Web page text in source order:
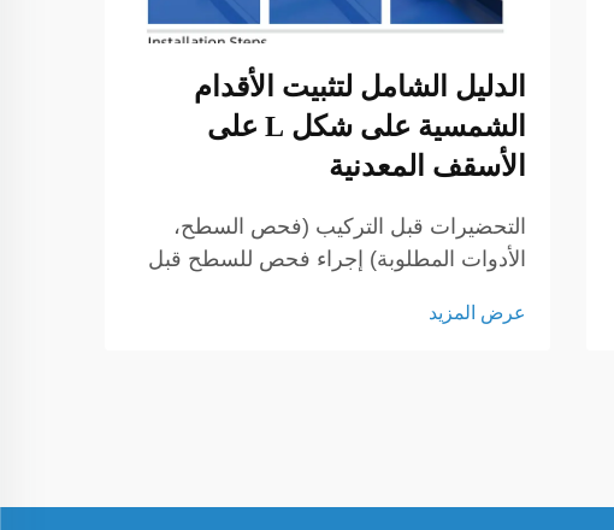
الدليل الشامل لتثبيت الأقدام
الشمسية على شكل L على
الأسقف المعدنية
التحضيرات قبل التركيب (فحص السطح،
الأدوات المطلوبة) إجراء فحص للسطح قبل
معدني، يجب فحص السطح بعناية. يجب على
عرض المزيد